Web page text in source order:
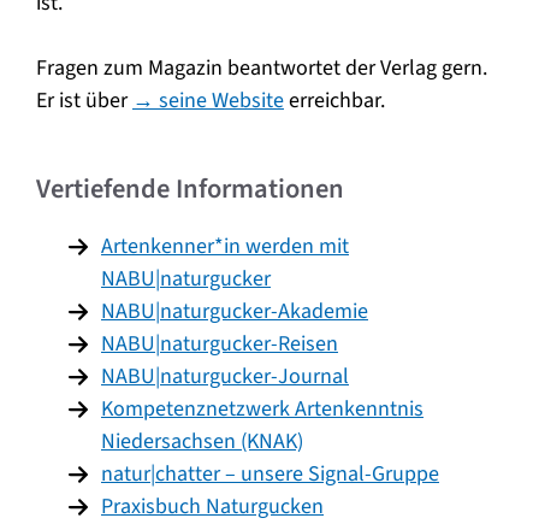
Fragen zum Magazin beantwortet der Verlag gern.
Er ist über→ seine Websiteerreichbar.
Vertiefende Informationen
Artenkenner*in werden mit
NABU|naturgucker
NABU|naturgucker-Akademie
NABU|naturgucker-Reisen
NABU|naturgucker-Journal
Kompetenznetzwerk Artenkenntnis
Niedersachsen (KNAK)
natur|chatter – unsere Signal-Gruppe
Praxisbuch Naturgucken